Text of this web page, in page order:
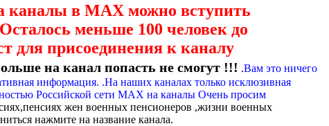
каналы в МАХ можно вступить
меньше 100 человек до
для присоединения к каналу
на канал попасть не смогут !!! .Вам это ничего
информация. .На наших каналах только исклюзивная
Российской сети МАХ на каналы Очень просим
жен военных пенсионеров ,жизни военных
нажмите на название канала.